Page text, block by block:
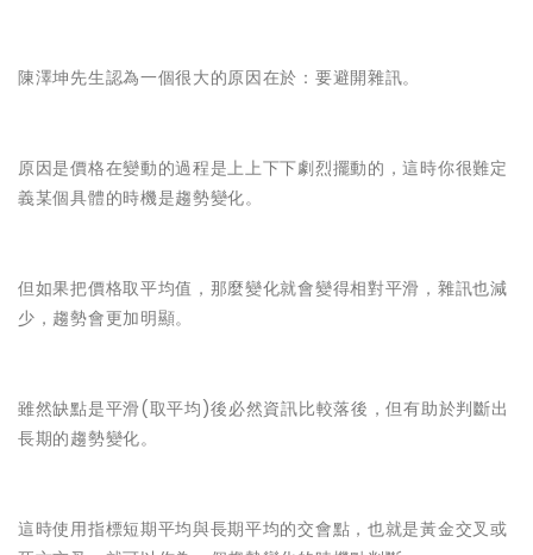
陳澤坤先生認為一個很大的原因在於：要避開雜訊。
原因是價格在變動的過程是上上下下劇烈擺動的，這時你很難定
義某個具體的時機是趨勢變化。
但如果把價格取平均值，那麼變化就會變得相對平滑，雜訊也減
少，趨勢會更加明顯。
雖然缺點是平滑(取平均)後必然資訊比較落後，但有助於判斷出
長期的趨勢變化。
這時使用指標短期平均與長期平均的交會點，也就是黃金交叉或